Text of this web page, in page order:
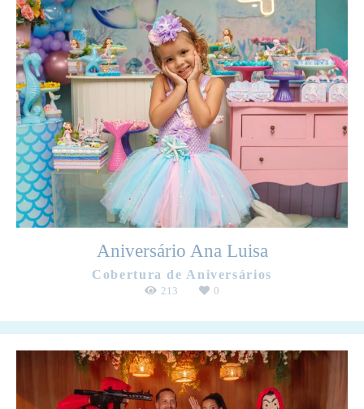
Aniversário Ana Luisa
Cobertura de Aniversários
213 0